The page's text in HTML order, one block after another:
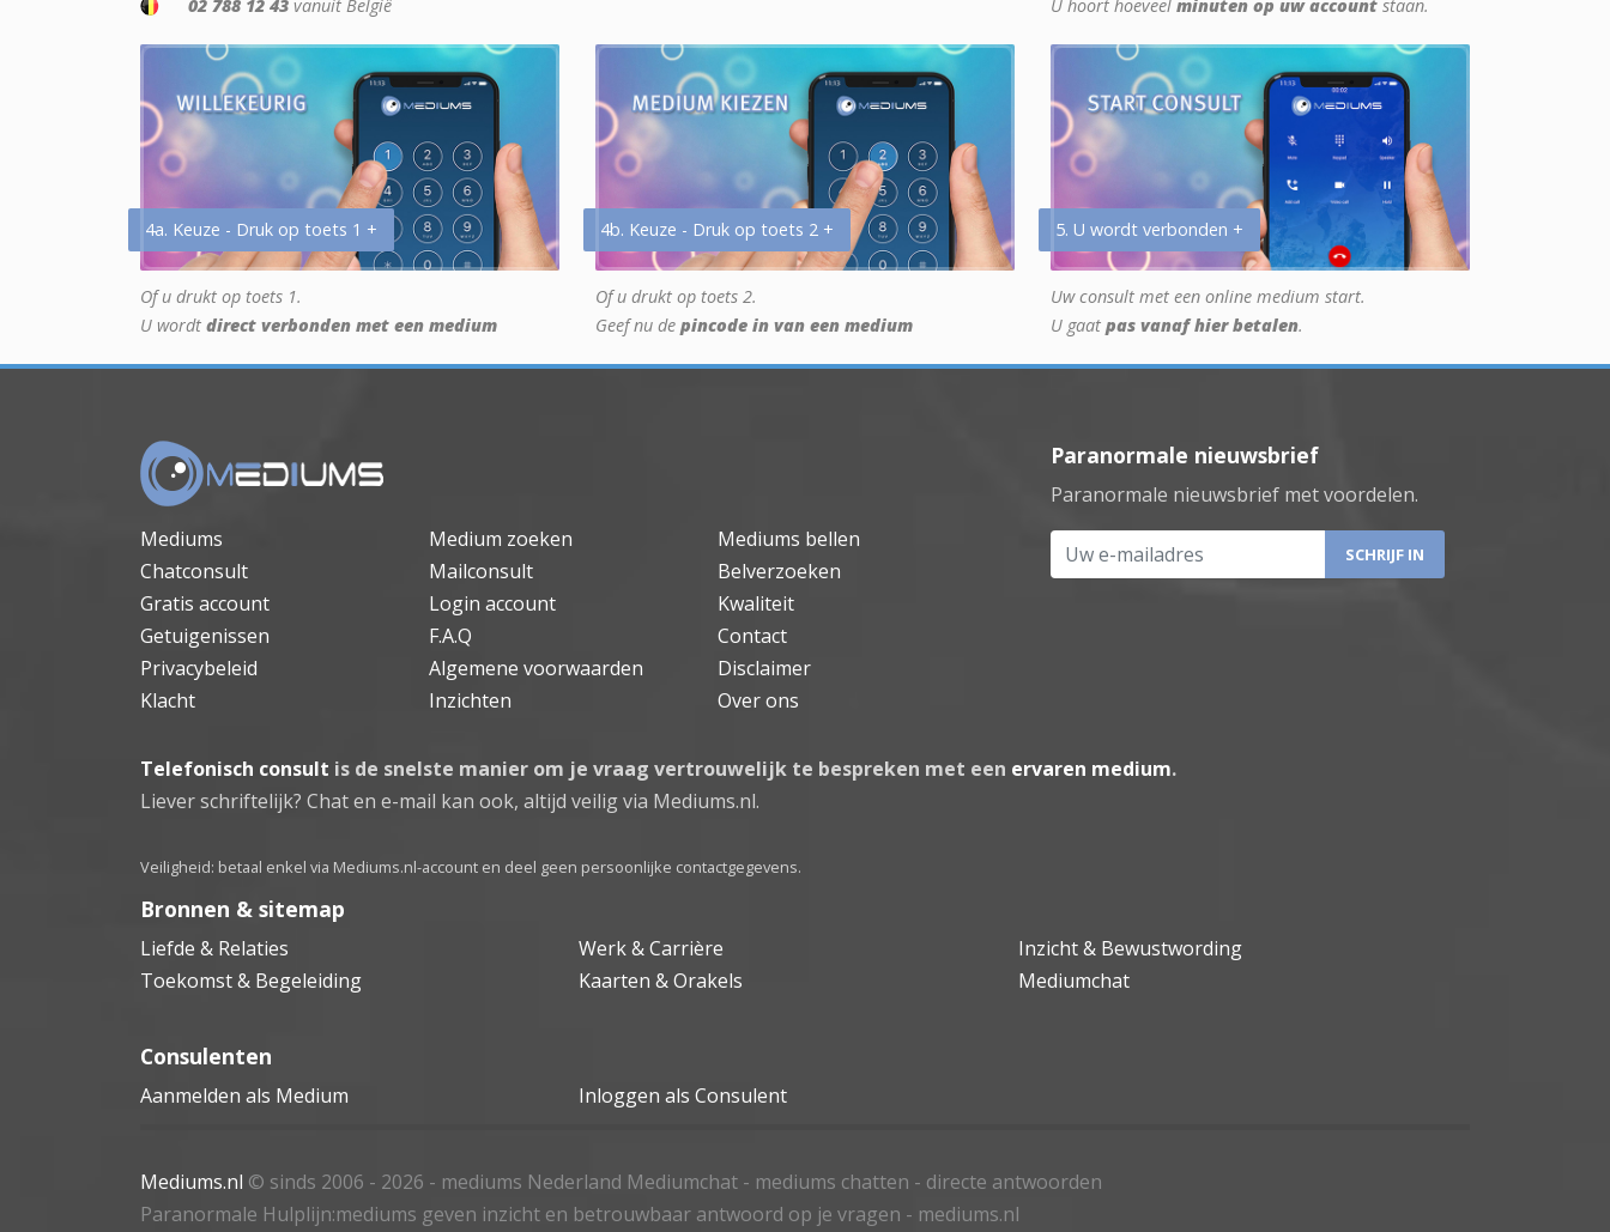
02 788 12 43 vanuit België
U hoort hoeveel minuten op uw account staan.
4a. Keuze - Druk op toets 1 +
Of u drukt op toets 1.
U wordt direct verbonden met een medium
4b. Keuze - Druk op toets 2 +
Of u drukt op toets 2.
Geef nu de pincode in van een medium
5. U wordt verbonden +
Uw consult met een online medium start.
U gaat pas vanaf hier betalen.
Mediums Medium zoeken
Mediums bellen
Chatconsult
Mailconsult
Belverzoeken
Gratis account
Login account
Kwaliteit
Getuigenissen
F.A.Q
Contact
Privacybeleid
Algemene voorwaarden
Disclaimer
Klacht
Inzichten Over ons
Paranormale nieuwsbrief
Paranormale nieuwsbrief met voordelen.
Uw e-mailadres
Telefonisch consult is de snelste manier om je vraag vertrouwelijk te bespreken met een ervaren medium.
Liever schriftelijk? Chat en e-mail kan ook, altijd veilig via Mediums.nl.
Veiligheid: betaal enkel via Mediums.nl-account en deel geen persoonlijke contactgegevens.
Bronnen & sitemap
Liefde & Relaties Werk & Carrière
Inzicht & Bewustwording
Toekomst & Begeleiding
Kaarten & Orakels Mediumchat
Consulenten
Aanmelden als Medium Inloggen als Consulent
Mediums.nl © sinds 2006 - 2026 - mediums Nederland Mediumchat - mediums chatten - directe antwoorden
Paranormale Hulplijn:mediums geven inzicht en betrouwbaar antwoord op je vragen - mediums.nl